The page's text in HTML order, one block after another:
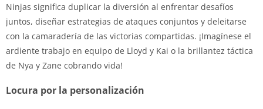
Ninjas significa duplicar la diversión al enfrentar desafíos
juntos, diseñar estrategias de ataques conjuntos y deleitarse
con la camaradería de las victorias compartidas. ¡Imagínese el
ardiente trabajo en equipo de Lloyd y Kai o la brillantez táctica
de Nya y Zane cobrando vida!
Locura por la personalización